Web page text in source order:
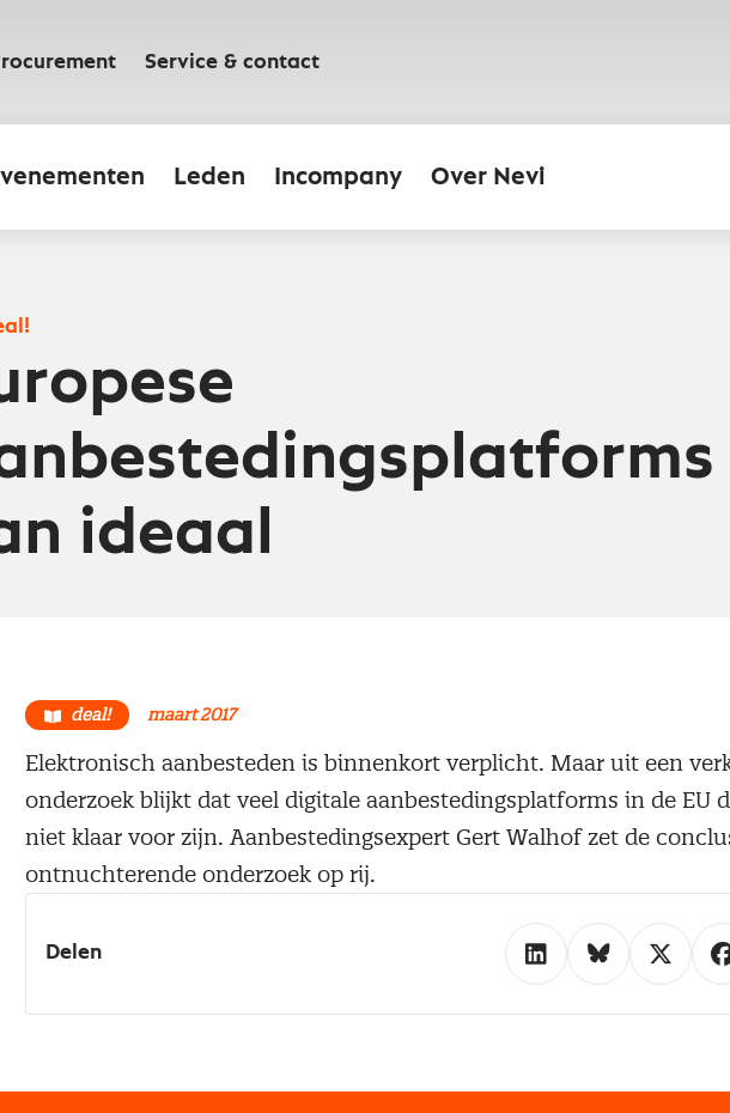
Service & contact
Leden Incompany Over Nevi
ideaal
deal! maart 2017
Elektronisch aanbesteden is binnenkort verplicht. Maar uit een
onderzoek blijkt dat veel digitale aanbestedingsplatforms in de EU
niet klaar voor zijn. Aanbestedingsexpert Gert Walhof zet de
ontnuchterende onderzoek op rij.
Delen